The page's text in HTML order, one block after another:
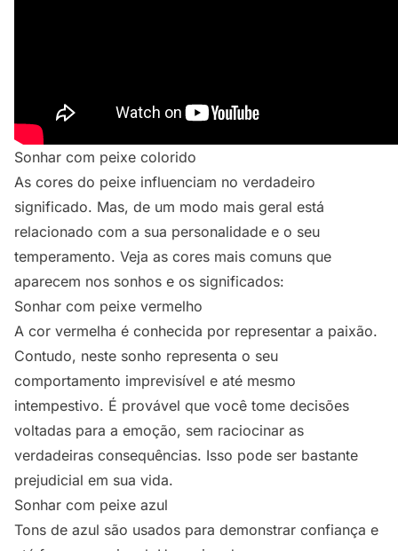
Sonhar com peixe colorido
As cores do peixe influenciam no verdadeiro
significado. Mas, de um modo mais geral está
relacionado com a sua personalidade e o seu
temperamento. Veja as cores mais comuns que
aparecem nos sonhos e os significados:
Sonhar com peixe vermelho
A cor vermelha é conhecida por representar a paixão.
Contudo, neste sonho representa o seu
comportamento imprevisível e até mesmo
intempestivo. É provável que você tome decisões
voltadas para a emoção, sem raciocinar as
verdadeiras consequências. Isso pode ser bastante
prejudicial em sua vida.
Sonhar com peixe azul
Tons de azul são usados para demonstrar confiança e